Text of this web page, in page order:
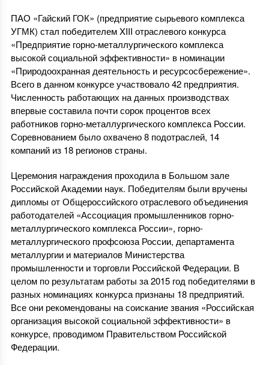
ПАО «Гайский ГОК» (предприятие сырьевого комплекса
УГМК) стал победителем XIII отраслевого конкурса
«Предприятие горно-металлургического комплекса
высокой социальной эффективности» в номинации
«Природоохранная деятельность и ресурсосбережение».
Всего в данном конкурсе участвовало 42 предприятия.
Численность работающих на данных производствах
впервые составила почти сорок процентов всех
работников горно-металлургического комплекса России.
Соревнованием было охвачено 8 подотраслей, 14
компаний из 18 регионов страны.
Церемония награждения проходила в Большом зале
Российской Академии наук. Победителям были вручены
дипломы от Общероссийского отраслевого объединения
работодателей «Ассоциация промышленников горно-
металлургического комплекса России», горно-
металлургического профсоюза России, департамента
металлургии и материалов Министерства
промышленности и торговли Российской Федерации. В
целом по результатам работы за 2015 год победителями в
разных номинациях конкурса признаны 18 предприятий.
Все они рекомендованы на соискание звания «Российская
организация высокой социальной эффективности» в
конкурсе, проводимом Правительством Российской
Федерации.